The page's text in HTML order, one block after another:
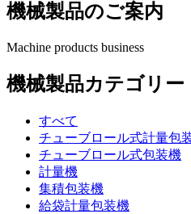
機械製品のご案内
Machine products business
機械製品カテゴリー
すべて
チューブロール式計量包
チューブロール式包装機
計量機
集積包装機
給袋計量包装機